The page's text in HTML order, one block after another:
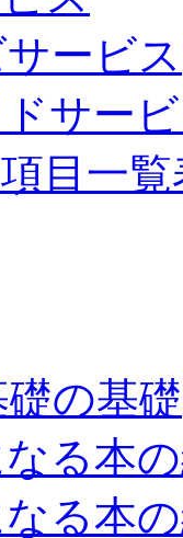
ービス
サー
目一覧
礎の基礎
る本
る本